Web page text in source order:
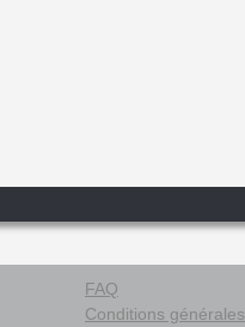
FAQ
Conditions générales